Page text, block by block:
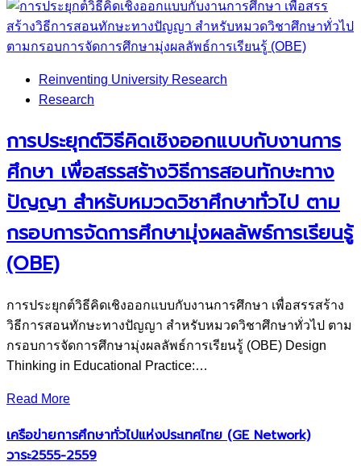
Reinventing University Research
Research
การประยุกต์วิธีคิดเชิงออกแบบกับงานการ
ศึกษา เพื่อสรรสร้างวิธีการสอนทักษะทาง
ปัญญา สําหรับหมวดวิชาศึกษาทั่วไป ตาม
กรอบการจัดการศึกษามุ่งผลลัพธ์การเรียนรู้
(OBE)
การประยุกต์วิธีคิดเชิงออกแบบกับงานการศึกษา เพื่อสรรสร้าง
วิธีการสอนทักษะทางปัญญา สําหรับหมวดวิชาศึกษาทั่วไป ตาม
กรอบการจัดการศึกษามุ่งผลลัพธ์การเรียนรู้ (OBE) Design
Thinking in Educational Practice:…
Read More
เครือข่ายการศึกษาทั่วไปแห่งประเทศไทย (GE Network)​
วาระ2555-2559